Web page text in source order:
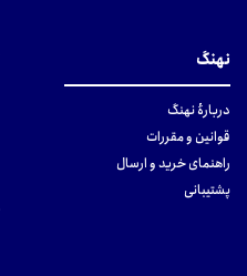
نهنگ
دربارهٔ نهنگ
قوانین و مقررات
راهنمای خرید و ارسال
پشتیبانی